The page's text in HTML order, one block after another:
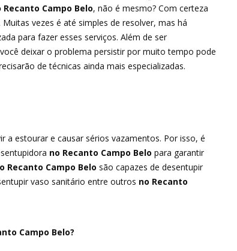
Recanto Campo Belo, não é mesmo? Com certeza
vezes é até simples de resolver, mas há
para fazer esses serviços. Além de ser
deixar o problema persistir por muito tempo pode
de técnicas ainda mais especializadas.
a estourar e causar sérios vazamentos. Por isso, é
no Recanto Campo Belo para garantir
Recanto Campo Belo são capazes de desentupir
vaso sanitário entre outros no Recanto
Campo Belo?